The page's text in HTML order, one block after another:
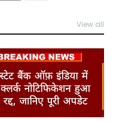
View all